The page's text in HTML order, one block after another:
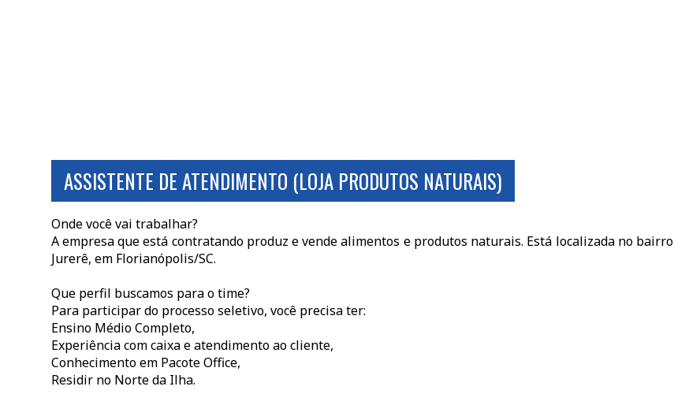
ASSISTENTE DE ATENDIMENTO (LOJA PRODUTOS NATURAIS)
Onde você vai trabalhar?
A empresa que está contratando produz e vende alimentos e produtos naturais. Está localizada no bairro
Jurerê, em Florianópolis/SC.
Que perfil buscamos para o time?
Para participar do processo seletivo, você precisa ter:
Ensino Médio Completo,
Experiência com caixa e atendimento ao cliente,
Conhecimento em Pacote Office,
Residir no Norte da Ilha.